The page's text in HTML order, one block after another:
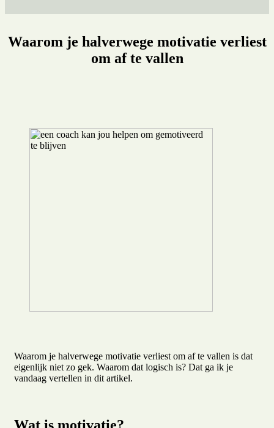
Waarom je halverwege motivatie verliest
om af te vallen
Waarom je halverwege motivatie verliest om af te vallen is dat
eigenlijk niet zo gek. Waarom dat logisch is? Dat ga ik je
vandaag vertellen in dit artikel.